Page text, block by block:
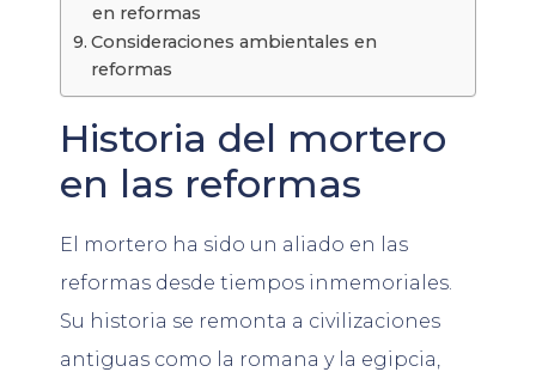
en reformas
Consideraciones ambientales en
reformas
Historia del mortero
en las reformas
El mortero ha sido un aliado en las
reformas desde tiempos inmemoriales.
Su historia se remonta a civilizaciones
antiguas como la romana y la egipcia,